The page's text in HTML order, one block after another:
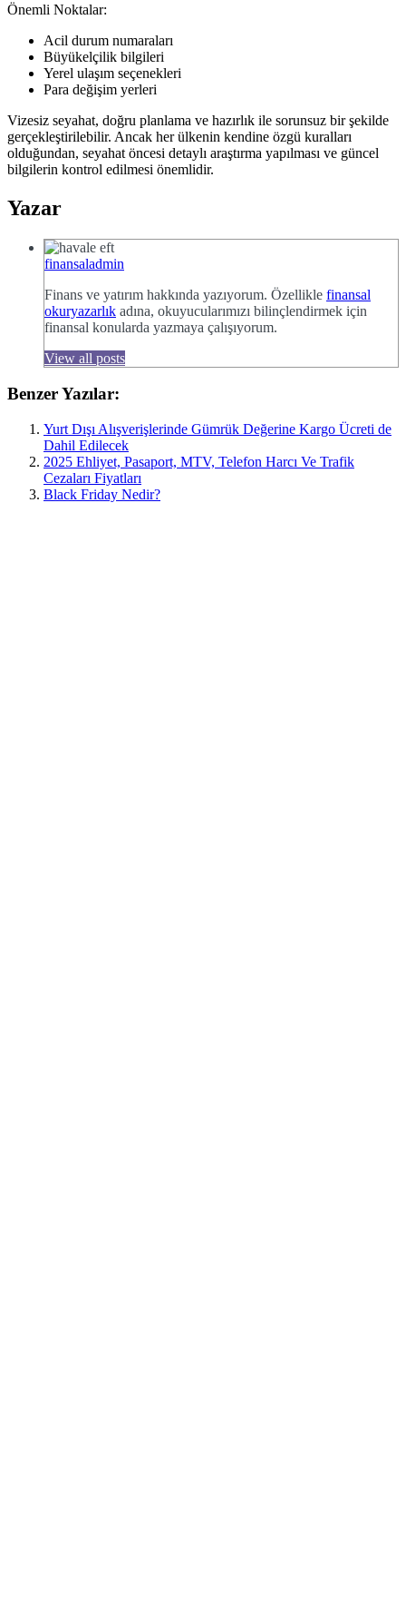
Önemli Noktalar:
Acil durum numaraları
Büyükelçilik bilgileri
Yerel ulaşım seçenekleri
Para değişim yerleri
Vizesiz seyahat, doğru planlama ve hazırlık ile sorunsuz bir şekilde
gerçekleştirilebilir. Ancak her ülkenin kendine özgü kuralları
olduğundan, seyahat öncesi detaylı araştırma yapılması ve güncel
bilgilerin kontrol edilmesi önemlidir.
Yazar
finansaladmin
Finans ve yatırım hakkında yazıyorum. Özellikle finansal
okuryazarlık adına, okuyucularımızı bilinçlendirmek için
finansal konularda yazmaya çalışıyorum.
View all posts
Benzer Yazılar:
Yurt Dışı Alışverişlerinde Gümrük Değerine Kargo Ücreti de
Dahil Edilecek
2025 Ehliyet, Pasaport, MTV, Telefon Harcı Ve Trafik
Cezaları Fiyatları
Black Friday Nedir?